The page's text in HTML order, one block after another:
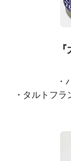
・
・タルトフ